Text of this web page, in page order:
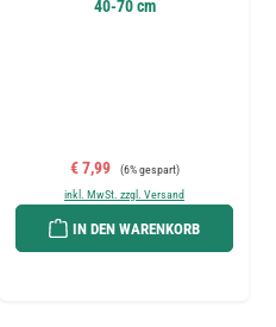
40-70 cm
Verkaufspreis:
€ 7,99 Regulärer Preis:
(6% gespart)
inkl. MwSt. zzgl. Versand
IN DEN WARENKORB